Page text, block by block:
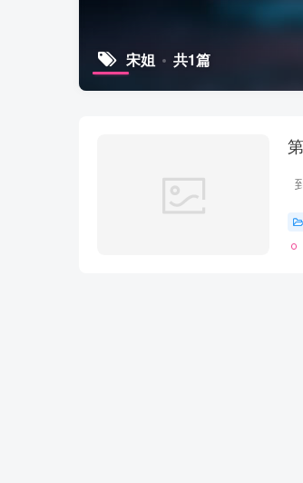
宋姐 共1篇